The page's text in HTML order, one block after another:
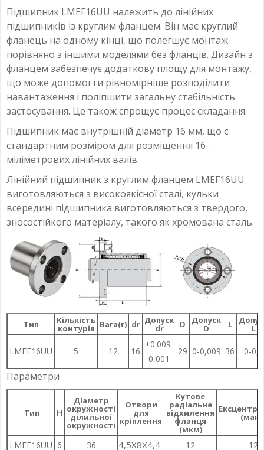
Підшипник LMEF16UU належить до лінійних
підшипників із круглим фланцем. Він має круглий
фланець на одному кінці, що полегшує монтаж
порівняно з іншими моделями без фланців. Дизайн з
фланцем забезпечує додаткову площу для монтажу,
що може допомогти рівномірніше розподілити
навантаження і поліпшити загальну стабільність
застосування. Це також спрощує процес складання.
Підшипник має внутрішній діаметр 16 мм, що є
стандартним розміром для розміщення 16-
міліметрових лінійних валів.
Лінійний підшипник з круглим фланцем LMEF16UU
виготовляються з високоякісної сталі, кульки
всередині підшипника виготовляються з твердого,
зносостійкого матеріалу, такого як хромована сталь.
Тип Кількість
контурів Вага(г) dr Допуск
dr D Допуск
D L L
LMEF16UU 5 12 16
+0.009-
0,001
29 0-0,009 36 0-0,2
Параметри
Тип H
Діаметр
окружності
ділильної
окружності
Отвори
для
кріплення
Кутове
радіальне
відхилення
фланця
(мкм)
LMEF16UU 6 36 4,5X8X4,4 12 12